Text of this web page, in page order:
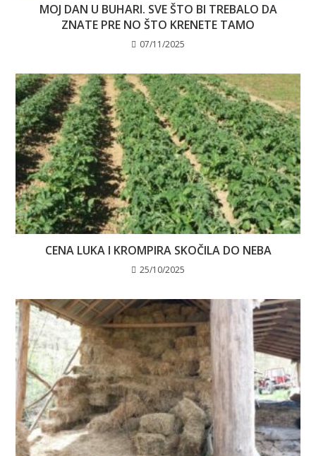
MOJ DAN U BUHARI. SVE ŠTO BI TREBALO DA
ZNATE PRE NO ŠTO KRENETE TAMO
07/11/2025
CENA LUKA I KROMPIRA SKOČILA DO NEBA
25/10/2025